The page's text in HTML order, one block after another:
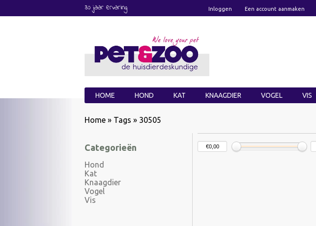
30 jaar ervaring Inloggen Een account aanmaken
HOME HOND KAT KNAAGDIER VOGEL VIS
Home » Tags » 30505
Categorieën
Hond
Kat
Knaagdier
Vogel
Vis